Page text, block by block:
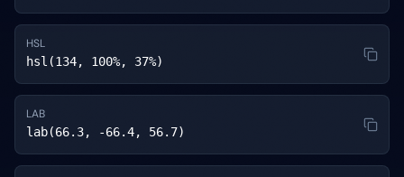
HSL
hsl(134, 100%, 37%)
LAB
lab(66.3, -66.4, 56.7)